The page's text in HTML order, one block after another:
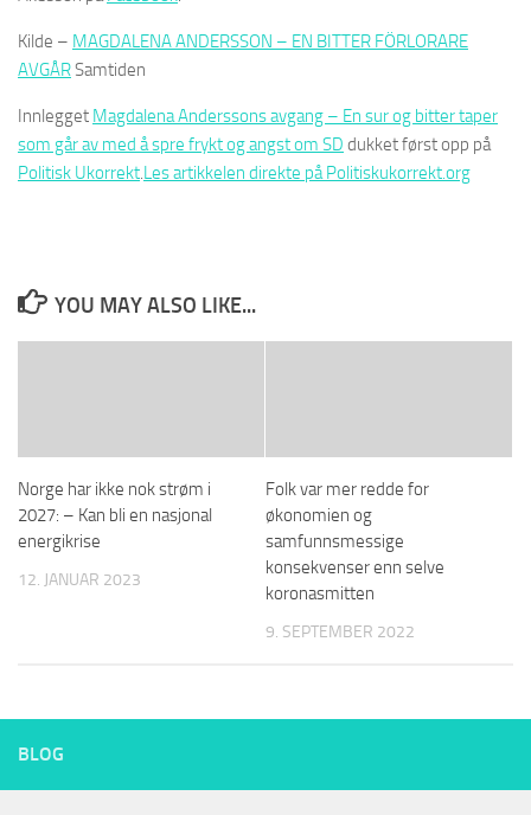
Kilde – MAGDALENA ANDERSSON – EN BITTER FÖRLORARE
AVGÅRSamtiden
Innlegget Magdalena Anderssons avgang – En sur og bitter taper
som går av med å spre frykt og angst om SD dukket først opp på
Politisk Ukorrekt.Les artikkelen direkte på Politiskukorrekt.org
YOU MAY ALSO LIKE...
Norge har ikke nok strøm i
2027: – Kan bli en nasjonal
energikrise
12. JANUAR 2023
Folk var mer redde for
økonomien og
samfunnsmessige
konsekvenser enn selve
koronasmitten
9. SEPTEMBER 2022
BLOG